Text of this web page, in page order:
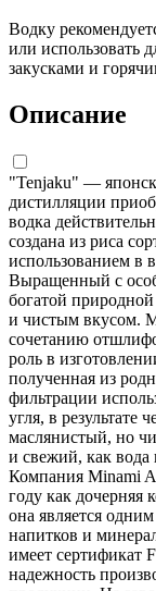
Водку
или использовать
закусками и
Описание
"Tenjaku" —
дистилляции
водка
создана из риса
использованием в
Выращенный с
богатой
и чистым вкусом.
сочетанию
роль в
полученная из
фильтрации
угля, в результате
маслянистый, но
и свежий, как вода
Компания Minami
году как дочерняя
она является
напитков и
имеет сертификат
надежность